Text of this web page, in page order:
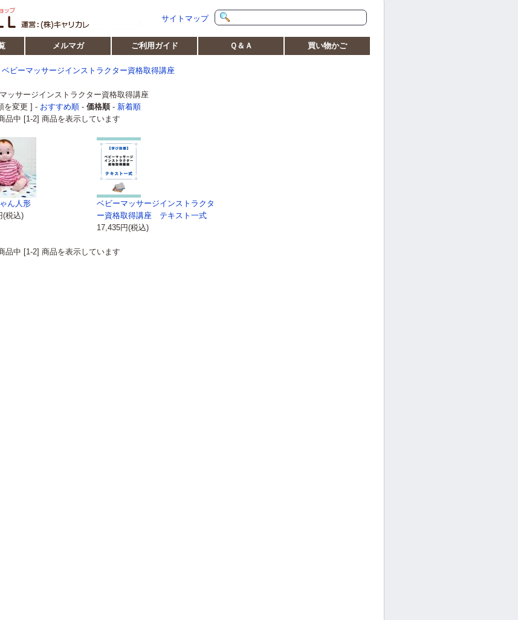
サイトマップ
メルマガ ご利用ガイド Ｑ＆Ａ 買い物かご
ベビーマッサージインストラクター資格取得講座
ッサージインストラクター資格取得講座
を変更 ] - おすすめ順 - 価格順- 新着順
品中 [1-2] 商品を表示しています
ん人形
(税込)
ベビーマッサージインストラクタ
ー資格取得講座 テキスト一式
17,435円(税込)
品中 [1-2] 商品を表示しています